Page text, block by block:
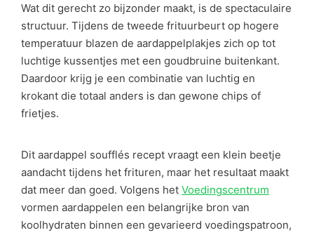
Wat dit gerecht zo bijzonder maakt, is de spectaculaire
structuur. Tijdens de tweede frituurbeurt op hogere
temperatuur blazen de aardappelplakjes zich op tot
luchtige kussentjes met een goudbruine buitenkant.
Daardoor krijg je een combinatie van luchtig en
krokant die totaal anders is dan gewone chips of
frietjes.
Dit aardappel soufflés recept vraagt een klein beetje
aandacht tijdens het frituren, maar het resultaat maakt
dat meer dan goed. Volgens het Voedingscentrum
vormen aardappelen een belangrijke bron van
koolhydraten binnen een gevarieerd voedingspatroon,